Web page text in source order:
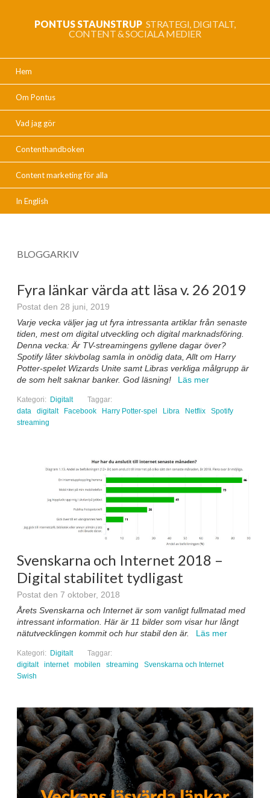
PONTUS STAUNSTRUP STRATEGI, DIGITALT,
CONTENT & SOCIALA MEDIER
Hem
Om Pontus
Vad jag gör
Contenthandboken
Content marketing för alla
In English
BLOGGARKIV
Fyra länkar värda att läsa v. 26 2019
Postat den 28 juni, 2019
Varje vecka väljer jag ut fyra intressanta artiklar från senaste
tiden, mest om digital utveckling och digital marknadsföring.
Denna vecka: Är TV-streamingens gyllene dagar över?
Spotify låter skivbolag samla in onödig data, Allt om Harry
Potter-spelet Wizards Unite samt Libras verkliga målgrupp är
de som helt saknar banker. God läsning! Läs mer
Kategori: Digitalt
Taggar:
data
digitalt Facebook Harry Potter-spel Libra Netflix
Spotify
streaming
Svenskarna och Internet 2018 –
Digital stabilitet tydligast
Postat den 7 oktober, 2018
Årets Svenskarna och Internet är som vanligt fullmatad med
intressant information. Här är 11 bilder som visar hur långt
nätutvecklingen kommit och hur stabil den är.
Läs mer
Kategori: Digitalt
Taggar:
digitalt
internet mobilen streaming
Svenskarna och Internet
Swish